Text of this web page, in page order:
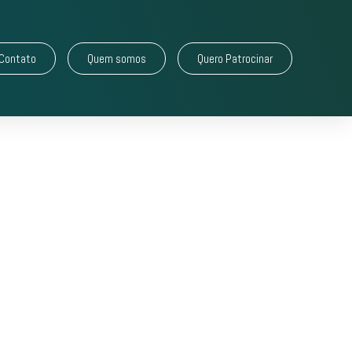
Quem somos Quero Patrocinar